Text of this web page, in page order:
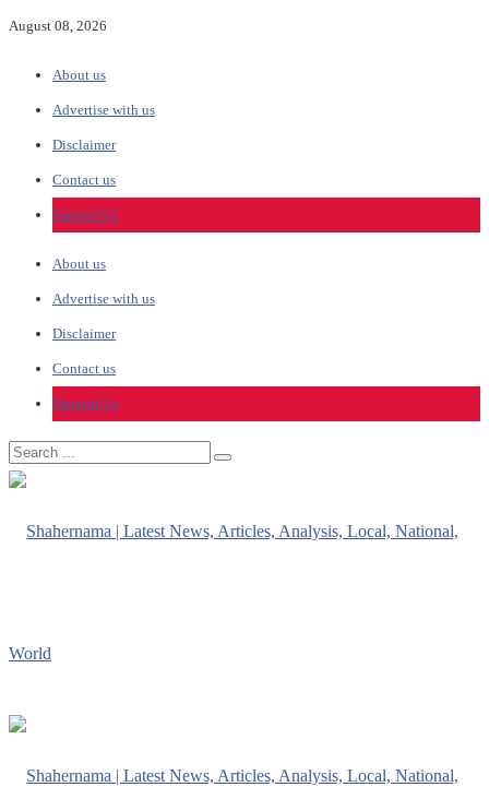
August 08, 2026
About us
Advertise with us
Disclaimer
Contact us
Support Us
About us
Advertise with us
Disclaimer
Contact us
Support Us